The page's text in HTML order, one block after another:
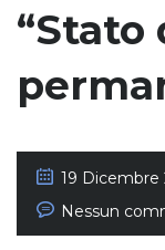
“Stato
19 Dicembre
Nessun